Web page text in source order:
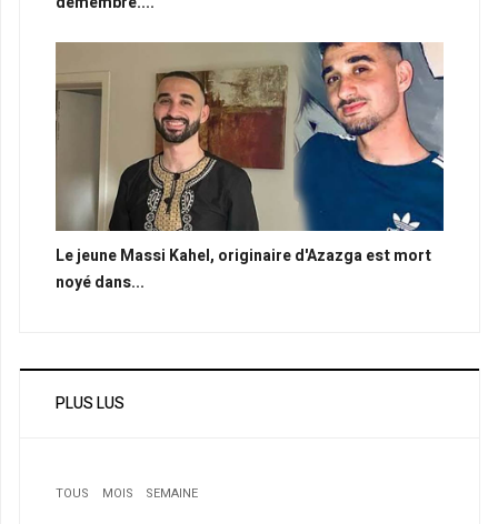
Le jeune Massi Kahel, originaire d'Azazga est mort
noyé dans...
PLUS LUS
TOUS MOIS
SEMAINE